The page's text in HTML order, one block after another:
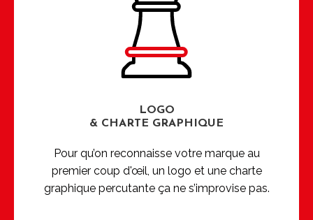
LOGO
& CHARTE GRAPHIQUE
Pour qu’on reconnaisse votre marque au
premier coup d'œil, un logo et une charte
graphique percutante ça ne s’improvise pas.